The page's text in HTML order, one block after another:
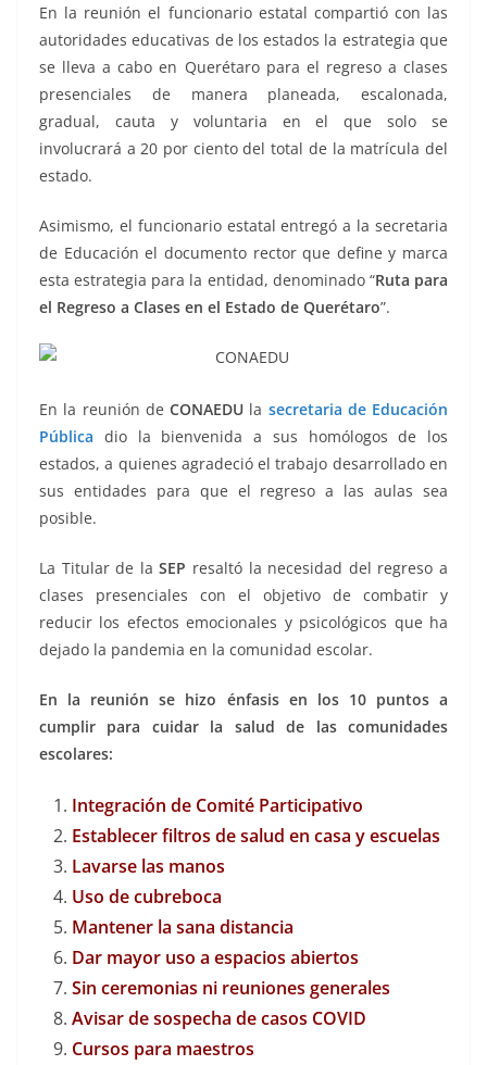
En la reunión el funcionario estatal compartió con las
autoridades educativas de los estados la estrategia que
se lleva a cabo en Querétaro para el regreso a clases
presenciales de manera planeada, escalonada,
gradual, cauta y voluntaria en el que solo se
involucrará a 20 por ciento del total de la matrícula del
estado.
Asimismo, el funcionario estatal entregó a la secretaria
de Educación el documento rector que define y marca
esta estrategia para la entidad, denominado “Ruta para
el Regreso a Clases en el Estado de Querétaro”.
En la reunión de CONAEDU la secretaria de Educación
Pública dio la bienvenida a sus homólogos de los
estados, a quienes agradeció el trabajo desarrollado en
sus entidades para que el regreso a las aulas sea
posible.
La Titular de laSEP resaltó la necesidad del regreso a
clases presenciales con el objetivo de combatir y
reducir los efectos emocionales y psicológicos que ha
dejado la pandemia en la comunidad escolar.
En la reunión se hizo énfasis en los 10 puntos a
cumplir para cuidar la salud de las comunidades
escolares:
Integración de Comité Participativo
Establecer filtros de salud en casa y escuelas
Lavarse las manos
Uso de cubreboca
Mantener la sana distancia
Dar mayor uso a espacios abiertos
Sin ceremonias ni reuniones generales
Avisar de sospecha de casos COVID
Cursos para maestros